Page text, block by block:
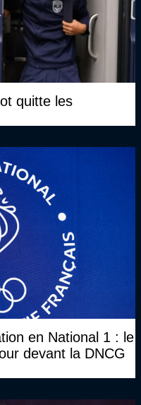
quitte les
en National 1 : le
devant la DNCG